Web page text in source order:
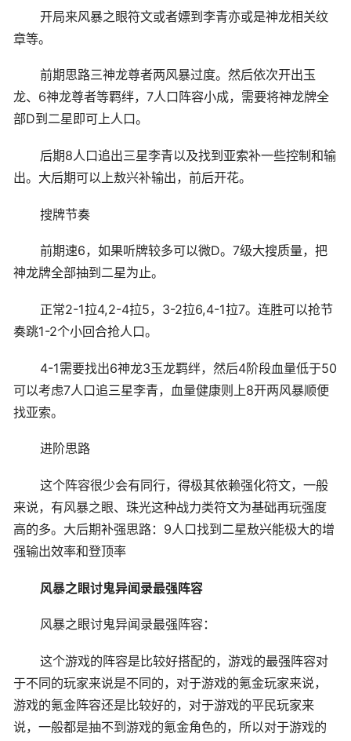
开局来风暴之眼符文或者嫖到李青亦或是神龙相关纹
章等。
前期思路三神龙尊者两风暴过度。然后依次开出玉
龙、6神龙尊者等羁绊，7人口阵容小成，需要将神龙牌全
部D到二星即可上人口。
后期8人口追出三星李青以及找到亚索补一些控制和输
出。大后期可以上敖兴补输出，前后开花。
搜牌节奏
前期速6，如果听牌较多可以微D。7级大搜质量，把
神龙牌全部抽到二星为止。
正常2-1拉4,2-4拉5，3-2拉6,4-1拉7。连胜可以抢节
奏跳1-2个小回合抢人口。
4-1需要找出6神龙3玉龙羁绊，然后4阶段血量低于50
可以考虑7人口追三星李青，血量健康则上8开两风暴顺便
找亚索。
进阶思路
这个阵容很少会有同行，得极其依赖强化符文，一般
来说，有风暴之眼、珠光这种战力类符文为基础再玩强度
高的多。大后期补强思路：9人口找到二星敖兴能极大的增
强输出效率和登顶率
风暴之眼讨鬼异闻录最强阵容
风暴之眼讨鬼异闻录最强阵容：
这个游戏的阵容是比较好搭配的，游戏的最强阵容对
于不同的玩家来说是不同的，对于游戏的氪金玩家来说，
游戏的氪金阵容还是比较好的，对于游戏的平民玩家来
说，一般都是抽不到游戏的氪金角色的，所以对于游戏的